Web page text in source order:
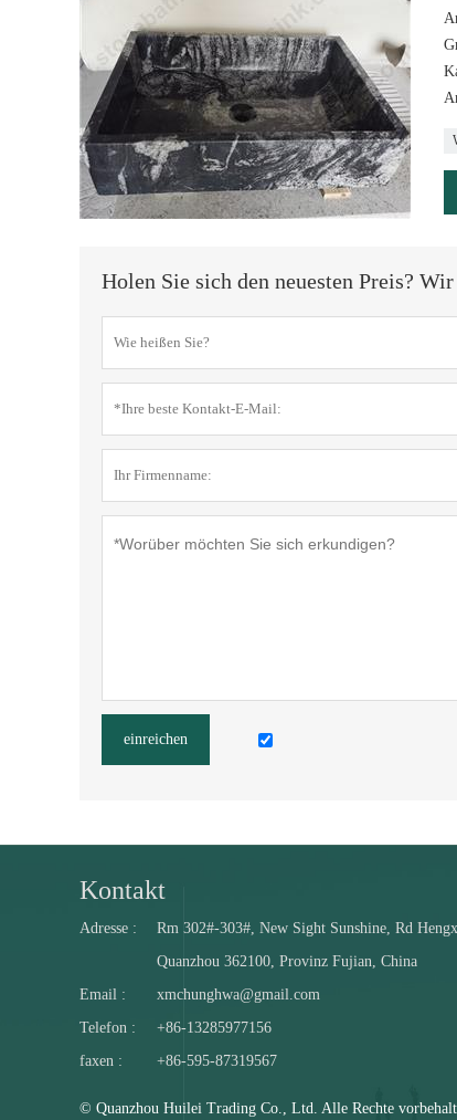
Holen Sie sich den neuesten Preis?
einreichen
Kontakt
Adresse :
Rm 302#-303#, New Sight Sunshine, Rd
Quanzhou 362100, Provinz Fujian, China
Email :
xmchunghwa@gmail.com
Telefon :
+86-13285977156
faxen :
+86-595-87319567
© Quanzhou Huilei Trading Co., Ltd. Alle Rechte